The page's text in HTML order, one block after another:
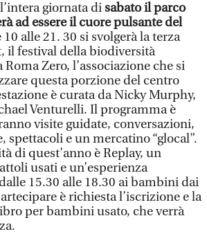
giornata disabato il parco
ad essere il cuore pulsante del
10 alle 21. 30 si svolgerà la terza
il festival della biodiversità
Zero, l’associazione che si
questa porzione del centro
è curata da Nicky Murphy,
Venturelli. Il programma è
visite guidate, conversazioni,
spettacoli e un mercatino “glocal”.
di quest’anno è Replay, un
usati e un’esperienza
15.30 alle 18.30 ai bambini dai
è richiesta l’iscrizione e la
per bambini usato, che verrà